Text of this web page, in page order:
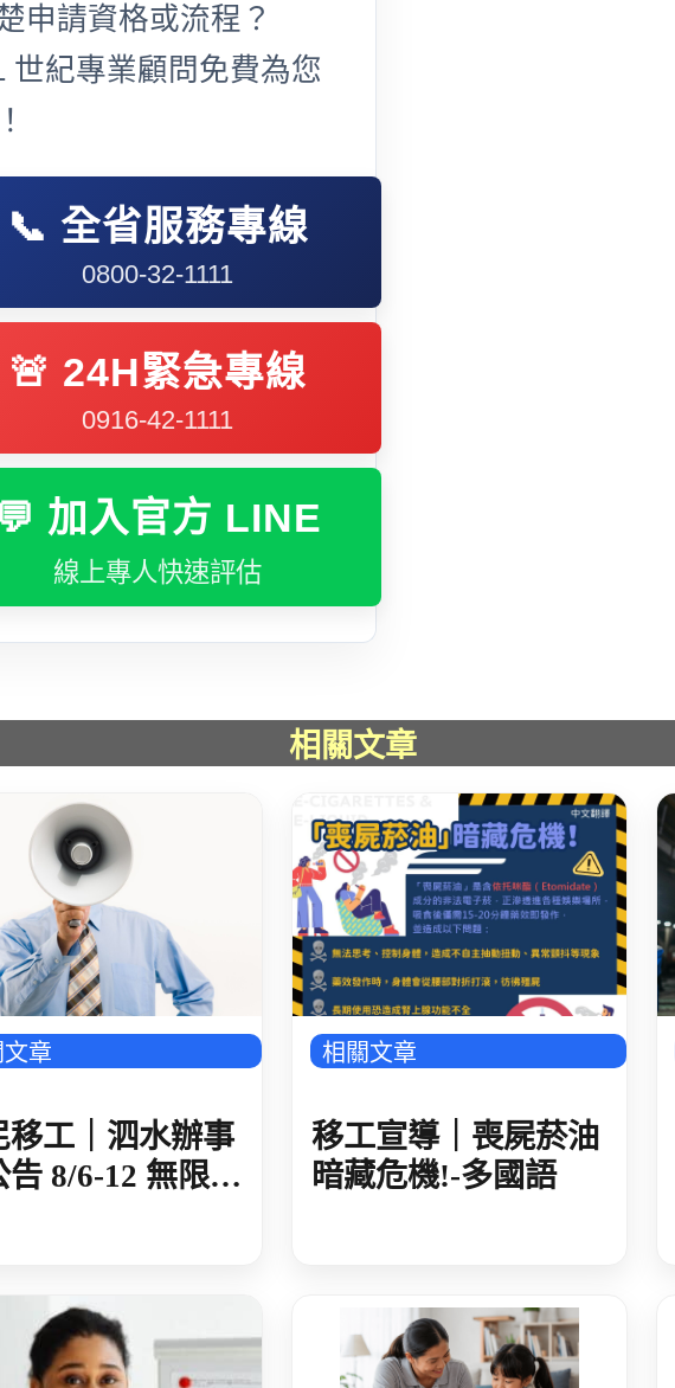
申請資格或流程？
世紀專業顧問免費為您
📞 全省服務專線
0800-32-1111
🚨 24H緊急專線
0916-42-1111
加入官方 LINE
線上專人快速評估
相關文章
章
移工｜泗水辦事
告 8/6-12 無限制
相關文章
移工宣導｜喪屍菸油
暗藏危機!-多國語